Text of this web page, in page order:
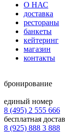
О НАС
доставка
рестораны
банкеты
кейтеринг
магазин
контакты
бронирование
единый номер
8 (495) 2 555 666
бесплатная
8 (925) 888 3 888